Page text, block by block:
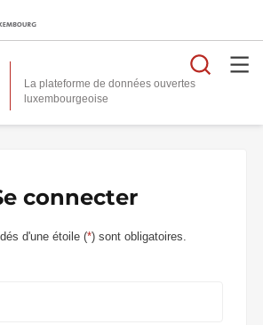
La plateforme de données ouvertes
connecter
d'une étoile (*) sont obligatoires.